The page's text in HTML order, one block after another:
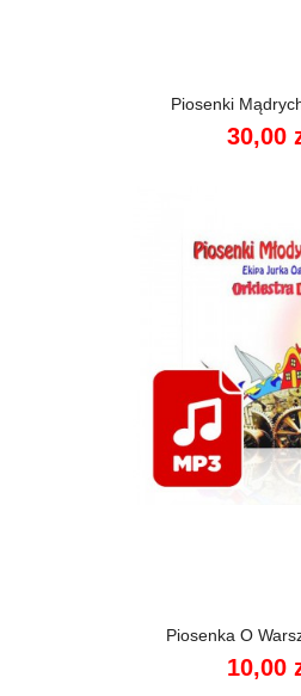
Piosenki
30,00
Szybki
Piosenka O
10,00
Szybki